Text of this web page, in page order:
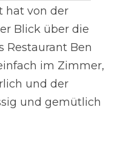
hat von der
Blick über die
Restaurant Ben
im Zimmer,
und der
und gemütlich